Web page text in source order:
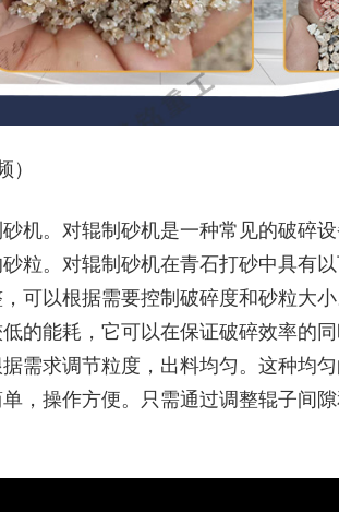
）
机。对辊制砂机是一种常见的破碎
粒。对辊制砂机在青石打砂中具有以
可以根据需要控制破碎度和砂粒大
的能耗，它可以在保证破碎效率的
需求调节粒度，出料均匀。这种均
，操作方便。只需通过调整辊子间